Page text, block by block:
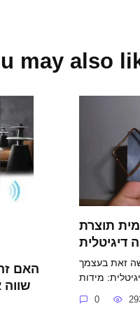
may also
תוצרת
דיגיטלית
זאת בעצמך
מידות
0